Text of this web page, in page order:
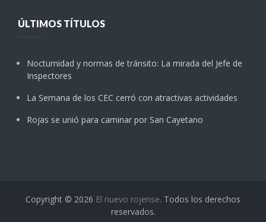
ÚLTIMOS TÍTULOS
Nocturnidad y normas de tránsito: La mirada del Jefe de
Inspectores
La Semana de los CEC cerró con atractivas actividades
Rojas se unió para caminar por San Cayetano
Copyright © 2026 El nuevo rojense. Todos los derechos
reservados.